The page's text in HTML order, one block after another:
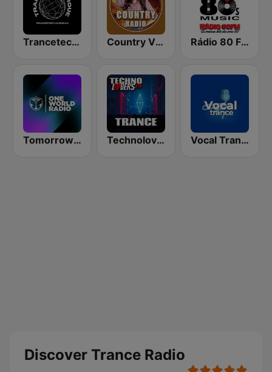
Trancetechnique Country Vibes Rádio 80 FM - Anos 80
Tomorrowland One World Radio UK Technolovers - TRANCE Vocal Trance
Discover Trance Radio